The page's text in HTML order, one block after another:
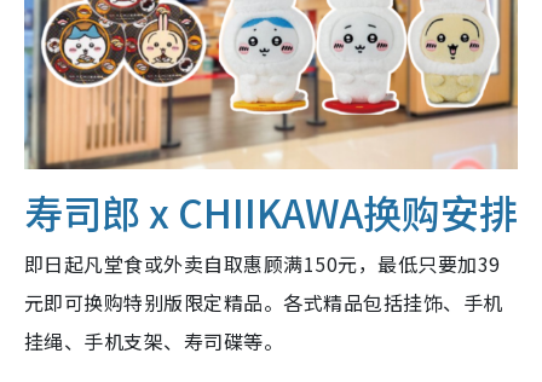
寿司郎 x CHIIKAWA换购安排
即日起凡堂食或外卖自取惠顾满150元，最低只要加39
元即可换购特别版限定精品。各式精品包括挂饰、手机
挂绳、手机支架、寿司碟等。